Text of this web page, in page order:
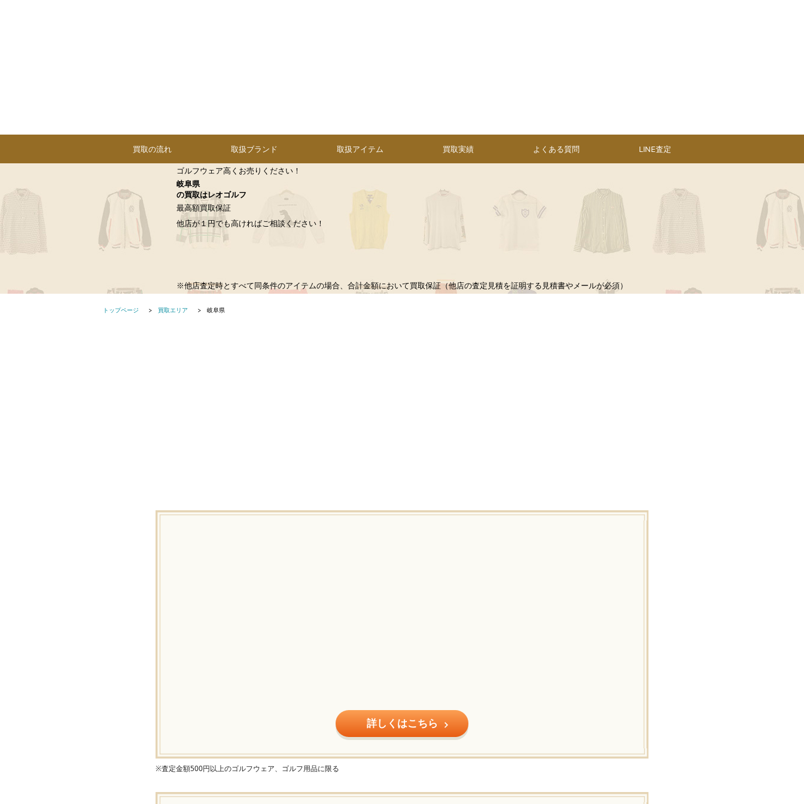
買取の流れ 取扱ブランド 取扱アイテム 買取実績 よくある質問 LINE査定
ゴルフウェア高くお売りください！
岐阜県
の買取はレオゴルフ
最高額買取保証
他店が１円でも高ければご相談ください！
※他店査定時とすべて同条件のアイテムの場合、合計金額において買取保証（他店の査定見積を証明する見積書やメールが必須）
トップページ 買取エリア 岐阜県
詳しくはこちら
※査定金額500円以上のゴルフウェア、ゴルフ用品に限る